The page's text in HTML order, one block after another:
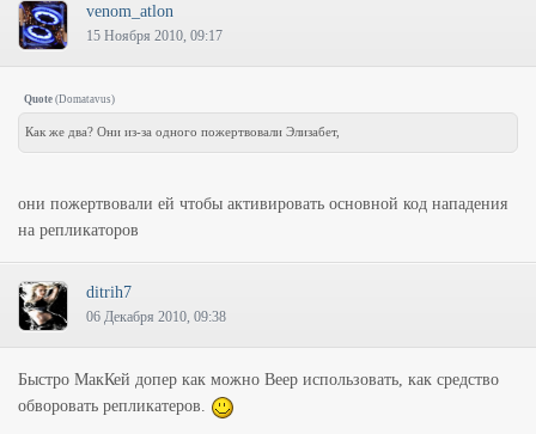
venom_atlon
15 Ноября 2010, 09:17
Quote (Domatavus)
Как же два? Они из-за одного пожертвовали Элизабет,
они пожертвовали ей чтобы активировать основной код нападения
на репликаторов
ditrih7
06 Декабря 2010, 09:38
Быстро МакКей допер как можно Веер использовать, как средство
обворовать репликатеров.